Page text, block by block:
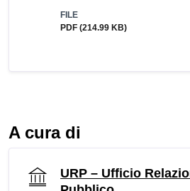
FILE
PDF (214.99 KB)
A cura di
URP – Ufficio